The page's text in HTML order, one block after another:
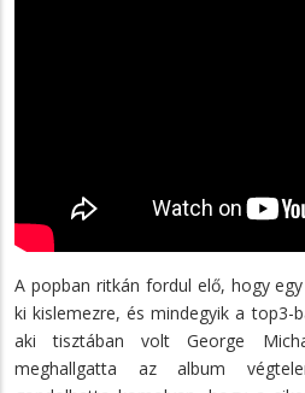
A popban ritkán fordul elő, hogy
ki kislemezre, és mindegyik a top3-
aki tisztában volt George
meghallgatta az album